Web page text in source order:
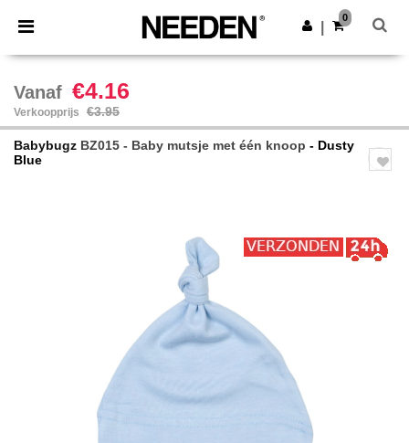
× Needen-app
Betere prijzen in de app!
Download app
0
Vanaf €4.16
Verkoopprijs €3.95
Babybugz BZ015 - Baby mutsje met één knoop - Dusty
Blue